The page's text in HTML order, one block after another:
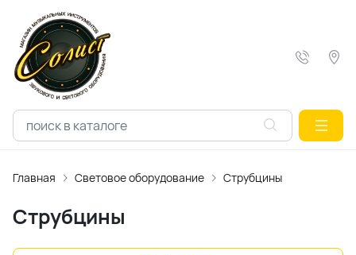
Главная Световое оборудование Струбцины
Струбцины